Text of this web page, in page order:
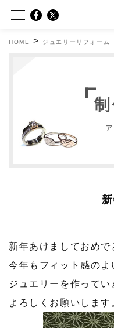
HOME > ジュエリーリフォーム
新年あけましておめで
今年もフィット感のよ
ジュエリーを作ってい
よろしくお願いします